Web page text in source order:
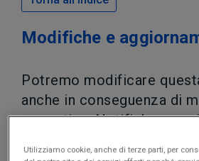
Modifiche e
Potremo modificare
anche in conseguenza di
normative. Notificheremo
Utilizziamo cookie, anche di terze parti, per